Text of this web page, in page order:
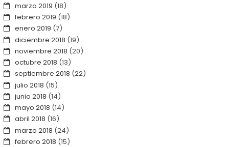
marzo 2019 (18)
febrero 2019 (18)
enero 2019 (7)
diciembre 2018 (19)
noviembre 2018 (20)
octubre 2018 (13)
septiembre 2018 (22)
julio 2018 (15)
junio 2018 (14)
mayo 2018 (14)
abril 2018 (16)
marzo 2018 (24)
febrero 2018 (15)